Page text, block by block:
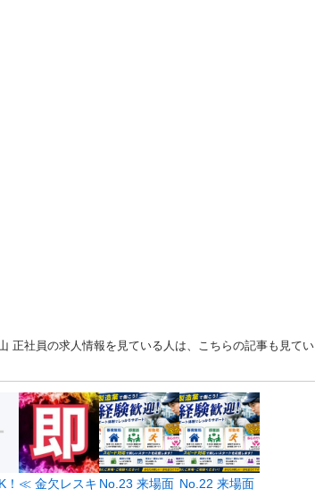
正社員の求人情報を見ている人は、こちらの記事も見てい
≪ 金欠レスキ No.23 来場面 No.22 来場面